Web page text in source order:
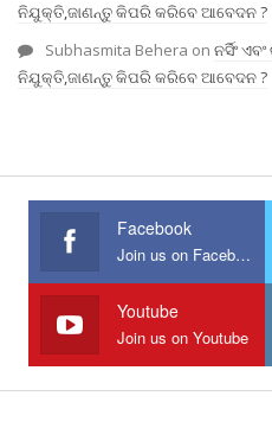
ନିଯୁକ୍ତି,ଜାଣନ୍ତୁ କିପରି କରିବେ ଆବେଦନ ?
Subhasmita Behera on ନର୍ସିଂ
ନିଯୁକ୍ତି,ଜାଣନ୍ତୁ କିପରି କରିବେ ଆବେଦନ ?
Facebook
Join us on Facebook
Youtube
Join us on Youtube